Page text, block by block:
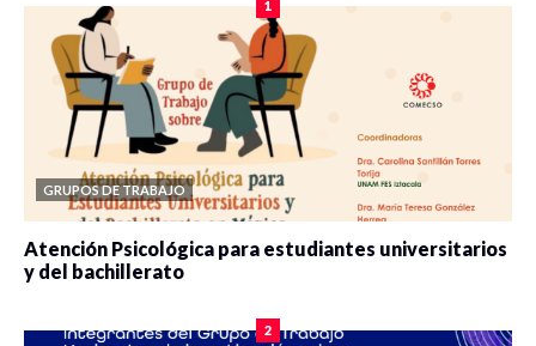
1
GRUPOS DE TRABAJO
Atención Psicológica para estudiantes universitarios
y del bachillerato
2